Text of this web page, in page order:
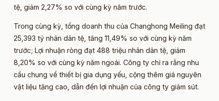
tệ, giảm 2,27% so với cùng kỳ năm trước.
Trong cùng kỳ, tổng doanh thu của Changhong Meiling đạt
25,393 tỷ nhân dân tệ, tăng 11,49% so với cùng kỳ năm
trước; Lợi nhuận ròng đạt 488 triệu nhân dân tệ, giảm
8,20% so với cùng kỳ năm ngoái. Công ty chỉ ra rằng nhu
cầu chung về thiết bị gia dụng yếu, cộng thêm giá nguyên
vật liệu tăng cao, dẫn đến lợi nhuận của công ty giảm sút.